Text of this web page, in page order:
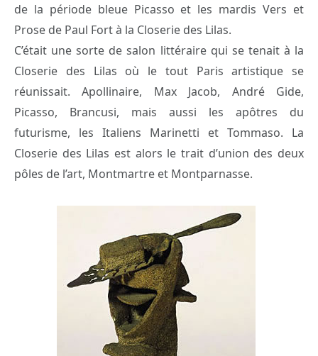
de la période bleue Picasso et les mardis Vers et
Prose de Paul Fort à la Closerie des Lilas.
C’était une sorte de salon littéraire qui se tenait à la
Closerie des Lilas où le tout Paris artistique se
réunissait. Apollinaire, Max Jacob, André Gide,
Picasso, Brancusi, mais aussi les apôtres du
futurisme, les Italiens Marinetti et Tommaso. La
Closerie des Lilas est alors le trait d’union des deux
pôles de l’art, Montmartre et Montparnasse.